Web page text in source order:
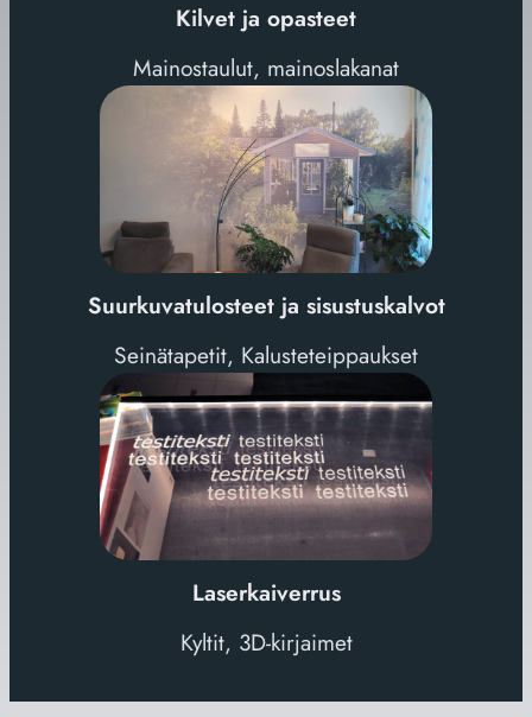
Kilvet ja opasteet
Mainostaulut, mainoslakanat
Suurkuvatulosteet ja sisustuskalvot
Seinätapetit, Kalusteteippaukset
Laserkaiverrus
Kyltit, 3D-kirjaimet